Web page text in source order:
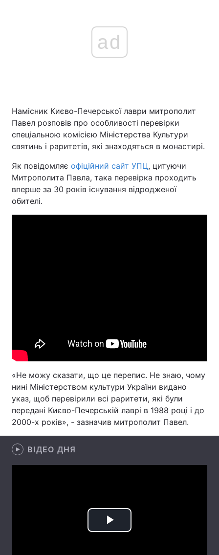
Війна
Україна Політика
Економіка
Спорт Наука
Лонгріди
Відео з Youtube Статті
Інтерв'ю Думки
Архів
ad
Намісник Києво-Печерської лаври митрополит
Павел розповів про особливості перевірки
спеціальною комісією Міністерства Культури
святинь і раритетів, які знаходяться в монастирі.
Як повідомляє офіційний сайт УПЦ, цитуючи
Митрополита Павла, така перевірка проходить
вперше за 30 років існування відродженої
обителі.
«Не можу сказати, що це перепис. Не знаю, чому
нині Міністерством культури України видано
указ, щоб перевірили всі раритети, які були
передані Києво-Печерській лаврі в 1988 році і до
2000-х років», - зазначив митрополит Павел.
ВІДЕО ДНЯ
Play